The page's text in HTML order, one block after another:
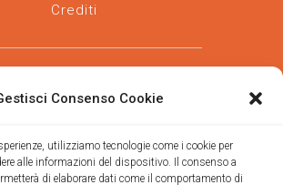
Consenso Cookie
utilizziamo tecnologie come i cookie per
alle informazioni del dispositivo. Il consenso a
di elaborare dati come il comportamento di
Crediti
san Vincenzo de' Paoli-Diocesi